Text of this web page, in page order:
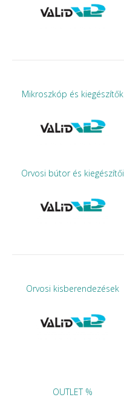
Mikroszkóp és kiegészítők
Orvosi bútor és kiegészítői
Orvosi kisberendezések
OUTLET %